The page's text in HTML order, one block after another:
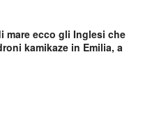
mare ecco gli Inglesi che
kamikaze in Emilia, a